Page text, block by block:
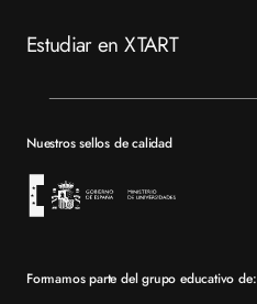
Tech
Murcia
Estudiar en XTART
Bolsa de empleo
Por qué elegir XTART
Nuestros sellos de calidad
Formamos parte del grupo educativo de: